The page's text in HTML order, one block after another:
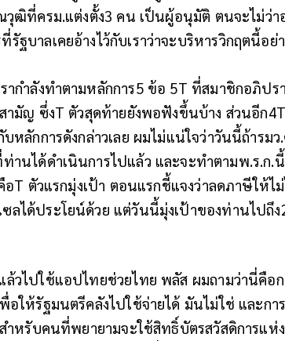
วุฒิที่ครม.แต่งตั้ง3 คน เป็นผู้อนุมัติ ตนจะไม่ว่าอ
บาลเคยอ้างไว้กับเราว่าจะบริหารวิกฤตนี้อย่า
ากำลังทำตามหลักการ5 ข้อ 5T ที่สมาชิกอภิปร
มัญ ซึ่งT ตัวสุดท้ายยังพอฟังขึ้นบ้าง ส่วนอีก4T
หลักการดังกล่าวเลย ผมไม่แน่ใจว่าวันนี้ถ้ารม
านได้ดำเนินการไปแล้ว และจะทำตามพ.ร.ก.
T ตัวแรกมุ่งเป้า ตอนแรกชี้แจงว่าลดภาษีให้ไ
ได้ประโยน์ด้วย แต่วันนี้มุ่งเป้าของท่านไปถึง
วไปใช้แอปไทยช่วยไทย พลัส ผมถามว่านี่คือก
ให้รัฐมนตรีคลังไปใช้จ่ายได้ มันไม่ใช่ และกา
สำหรับคนที่พยายามจะใช้สิทธิ์บัตรสวัสดิการแ